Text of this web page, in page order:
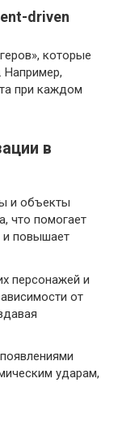
driven
которые
Например,
при каждом
в
и объекты
что помогает
и повышает
персонажей и
от
ударам,